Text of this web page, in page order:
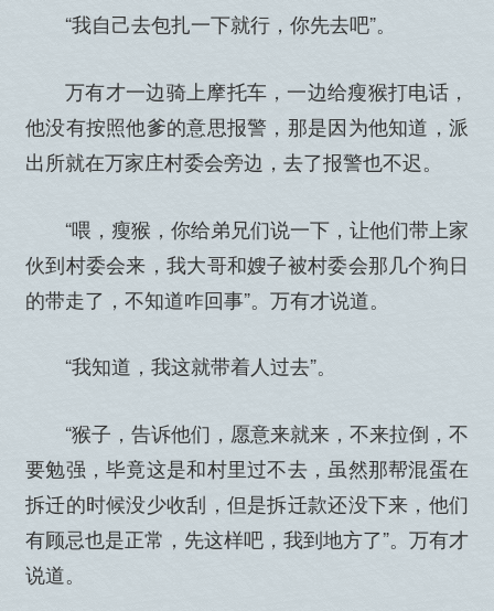
“我自己去包扎一下就行，你先去吧”。
万有才一边骑上摩托车，一边给瘦猴打电话，
他没有按照他爹的意思报警，那是因为他知道，派
出所就在万家庄村委会旁边，去了报警也不迟。
“喂，瘦猴，你给弟兄们说一下，让他们带上家
伙到村委会来，我大哥和嫂子被村委会那几个狗日
的带走了，不知道咋回事”。万有才说道。
“我知道，我这就带着人过去”。
“猴子，告诉他们，愿意来就来，不来拉倒，不
要勉强，毕竟这是和村里过不去，虽然那帮混蛋在
拆迁的时候没少收刮，但是拆迁款还没下来，他们
有顾忌也是正常，先这样吧，我到地方了”。万有才
说道。